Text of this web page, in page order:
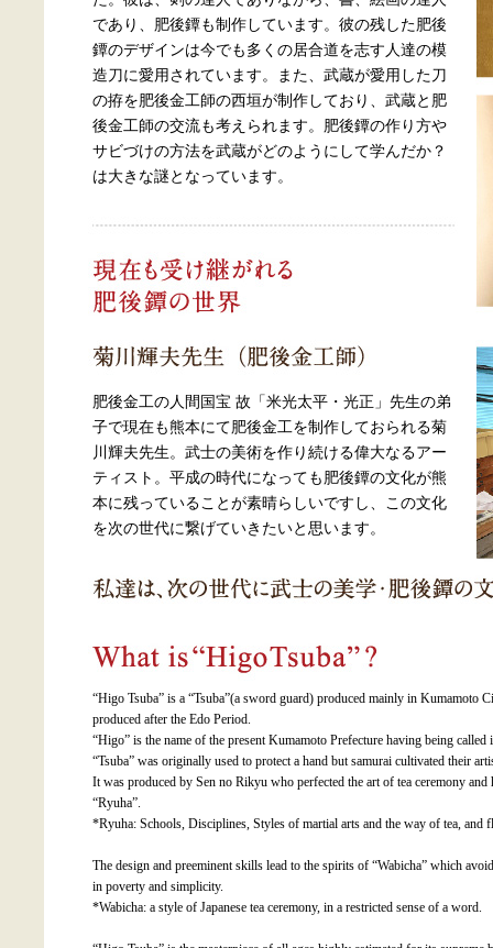
であり、肥後鐔も制作しています。彼の残した肥後
鐔のデザインは今でも多くの居合道を志す人達の模
造刀に愛用されています。また、武蔵が愛用した刀
の拵を肥後金工師の西垣が制作しており、武蔵と肥
後金工師の交流も考えられます。肥後鐔の作り方や
サビづけの方法を武蔵がどのようにして学んだか？
は大きな謎となっています。
肥後金工の人間国宝 故「米光太平・光正」先生の弟
子で現在も熊本にて肥後金工を制作しておられる菊
川輝夫先生。武士の美術を作り続ける偉大なるアー
ティスト。平成の時代になっても肥後鐔の文化が熊
本に残っていることが素晴らしいですし、この文化
を次の世代に繋げていきたいと思います。
“Higo Tsuba” is a “Tsuba”(a sword guard) produced mainly in Kumamoto
produced after the Edo Period.
“Higo” is the name of the present Kumamoto Prefecture having being
“Tsuba” was originally used to protect a hand but samurai cultivated their
It was produced by Sen no Rikyu who perfected the art of tea ceremony
“Ryuha”.
*Ryuha: Schools, Disciplines, Styles of martial arts and the way of tea, and
The design and preeminent skills lead to the spirits of “Wabicha” which
in poverty and simplicity.
*Wabicha: a style of Japanese tea ceremony, in a restricted sense of a word.